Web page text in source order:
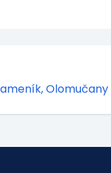
Olomučany